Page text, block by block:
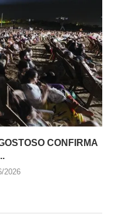
CONFIRMA
2026